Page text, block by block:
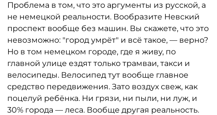
Проблема в том, что это аргументы из русской, а
не немецкой реальности. Вообразите Невский
проспект вообще без машин. Вы скажете, что это
невозможно: "город умрёт" и всё такое, — верно?
Но в том немецком городе, где я живу, по
главной улице ездят только трамваи, такси и
велосипеды. Велосипед тут вообще главное
средство передвижения. Зато воздух свеж, как
поцелуй ребёнка. Ни грязи, ни пыли, ни луж, и
30% города — леса. Вообще другая реальность.